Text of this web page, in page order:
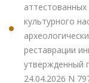
культурного
реставрации
утвержденный
24.04.2026 N